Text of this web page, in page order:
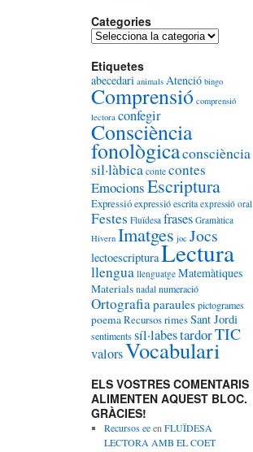
Categories
C
t
e
g
r
i
e
s
Etiquetes
abecedari animals Atenció bingo
Comprensió comprensió
lectora confegir
Consciència
fonològicaconsciència
sil·làbica conte contes
EmocionsEscriptura
Expressióexpressió escrita expressió oral
Festes Fluïdesa frases Gramàtica
Hivern Imatges joc Jocs
lectoescripturaLectura
llengua llenguatge Matemàtiques
Materials nadal numeració
Ortografiaparaulespictogrames
poemaRecursosrimesSant Jordi
sentimentssíl·labestardorTIC
valorsVocabulari
ELS VOSTRES COMENTARIS
ALIMENTEN AQUEST BLOC.
GRÀCIES!
Recursos eeenFLUÏDESA
LECTORA AMB EL COET